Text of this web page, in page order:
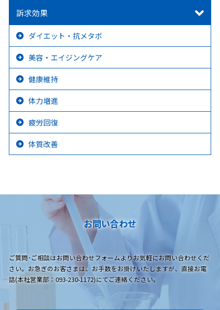
訴求効果
ダイエット・抗メタボ
美容・エイジングケア
健康維持
体力増進
疲労回復
体質改善
お問い合わせ
ご質問･ご相談はお問い合わせフォームよりお気軽にお問い合わせくだ
さい。お急ぎのお客さまは、お手数をお掛けいたしますが、直接お電
話(本社営業部：093-230-1172)にてご連絡ください。